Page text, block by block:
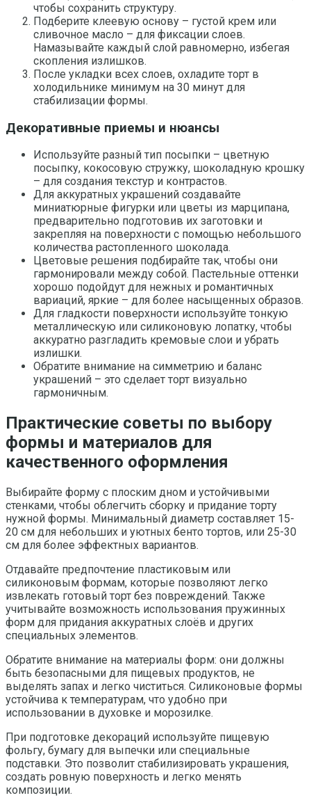
чтобы сохранить структуру.
Подберите клеевую основу – густой крем или
сливочное масло – для фиксации слоев.
Намазывайте каждый слой равномерно, избегая
скопления излишков.
После укладки всех слоев, охладите торт в
холодильнике минимум на 30 минут для
стабилизации формы.
Декоративные приемы и нюансы
Используйте разный тип посыпки – цветную
посыпку, кокосовую стружку, шоколадную крошку
– для создания текстур и контрастов.
Для аккуратных украшений создавайте
миниатюрные фигурки или цветы из марципана,
предварительно подготовив их заготовки и
закрепляя на поверхности с помощью небольшого
количества растопленного шоколада.
Цветовые решения подбирайте так, чтобы они
гармонировали между собой. Пастельные оттенки
хорошо подойдут для нежных и романтичных
вариаций, яркие – для более насыщенных образов.
Для гладкости поверхности используйте тонкую
металлическую или силиконовую лопатку, чтобы
аккуратно разгладить кремовые слои и убрать
излишки.
Обратите внимание на симметрию и баланс
украшений – это сделает торт визуально
гармоничным.
Практические советы по выбору
формы и материалов для
качественного оформления
Выбирайте форму с плоским дном и устойчивыми
стенками, чтобы облегчить сборку и придание торту
нужной формы. Минимальный диаметр составляет 15-
20 см для небольших и уютных бенто тортов, или 25-30
см для более эффектных вариантов.
Отдавайте предпочтение пластиковым или
силиконовым формам, которые позволяют легко
извлекать готовый торт без повреждений. Также
учитывайте возможность использования пружинных
форм для придания аккуратных слоёв и других
специальных элементов.
Обратите внимание на материалы форм: они должны
быть безопасными для пищевых продуктов, не
выделять запах и легко чиститься. Силиконовые формы
устойчива к температурам, что удобно при
использовании в духовке и морозилке.
При подготовке декораций используйте пищевую
фольгу, бумагу для выпечки или специальные
подставки. Это позволит стабилизировать украшения,
создать ровную поверхность и легко менять
композиции.